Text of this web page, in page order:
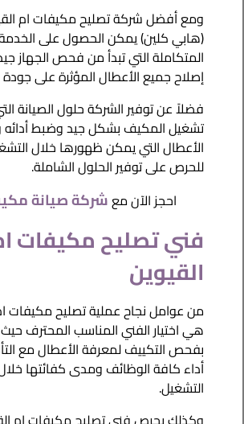
ومع أفضل شركة تصليح مكيفات ام
(هابي كلين) يمكن الحصول على
المتكاملة التي تبدأ من فحص الجهاز
إصلاح جميع الأعطال المؤثرة على جودة
فضلاً عن توفير الشركة حلول الصيانة
تشغيل المكيف بشكل جيد وضبط
الأعطال التي يمكن ظهورها خلال
للحرص على توفير الحلول الشاملة.
احجز الآن معشركة صيانة
فني تصليح مكيفات
القيوين
من عوامل نجاح عملية تصليح مكيفات
هي اختيار الفني المناسب المحترف
بفحص التكييف لمعرفة الأعطال مع
أداء كافة الوظائف ومدى كفائتها
التشغيل.